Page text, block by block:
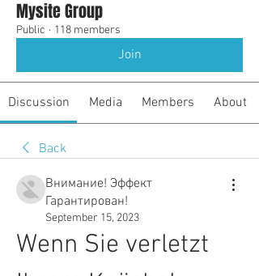
Mysite Group
Public · 118 members
Join
Discussion Media Members About
Back
Внимание! Эффект
Гарантирован!
September 15, 2023
Wenn Sie verletzt